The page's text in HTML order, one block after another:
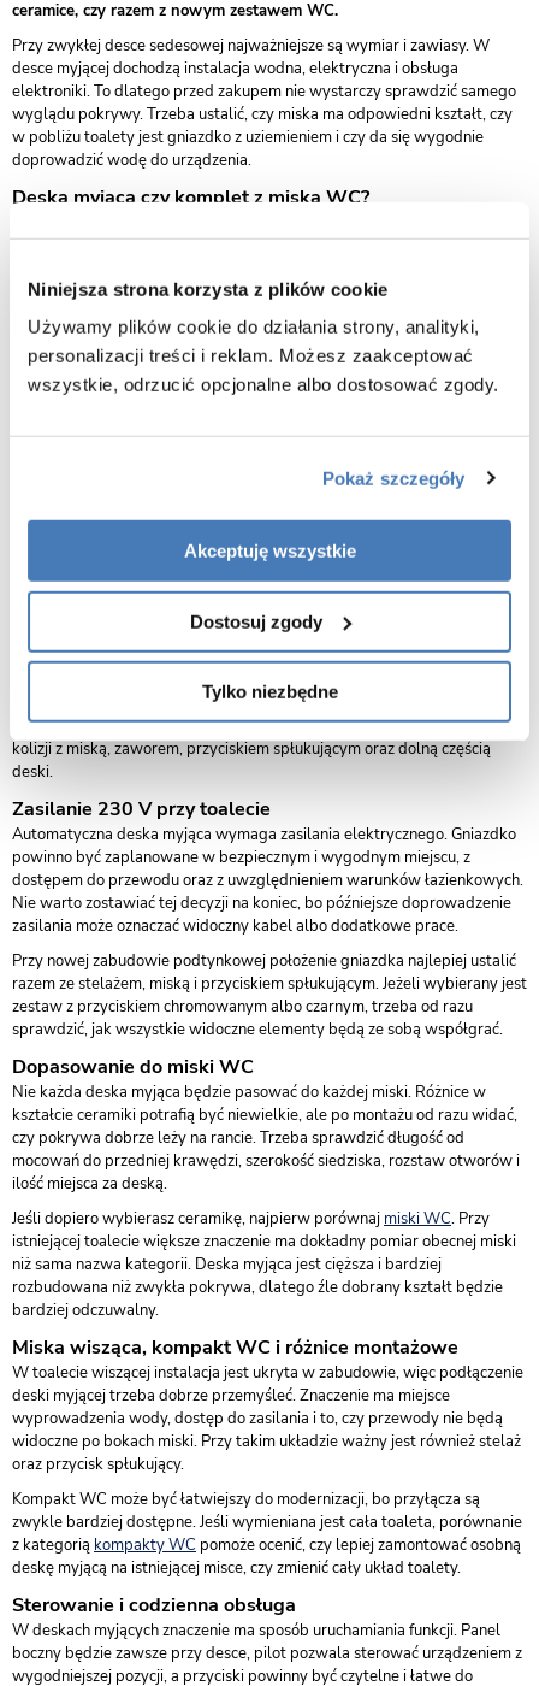
Niniejsza strona korzysta z plików cookie
Używamy plików cookie do działania strony, analityki,
personalizacji treści i reklam. Możesz zaakceptować
wszystkie, odrzucić opcjonalne albo dostosować zgody.
Pokaż szczegóły
Akceptuję wszystkie
Dostosuj zgody
Tylko niezbędne
ceramice, czy razem z nowym zestawem WC.
Przy zwykłej desce sedesowej najważniejsze są wymiar i zawiasy. W
desce myjącej dochodzą instalacja wodna, elektryczna i obsługa
elektroniki. To dlatego przed zakupem nie wystarczy sprawdzić samego
wyglądu pokrywy. Trzeba ustalić, czy miska ma odpowiedni kształt, czy
w pobliżu toalety jest gniazdko z uziemieniem i czy da się wygodnie
doprowadzić wodę do urządzenia.
Deska myjąca czy komplet z miską WC?
sprawdzić, czy da się dopasować do niej deskę myjącą. Liczy się długość
miejsca za miską. Zbyt krótka lub zbyt długa deska może źle leżeć na
Przy nowej łazience albo większym remoncie łatwiej zaplanować całość
od początku. Wtedy rozsądne jest porównanie deski z gotowym
rozwiązaniem, w którym miska, stelaż i funkcja mycia są dobrane jako
podtynkowe, bo od razu pokazują, jak toaleta będzie wyglądać po
zdjęciu
Deska myjąca potrzebuje podłączenia do zimnej wody. W przypadku
kompaktu WC dostęp do instalacji bywa prostszy, bo przyłącze znajduje
się zwykle blisko zbiornika lub zaworu. Przy misce wiszącej trzeba
sprawdzić, czy woda może zostać wyprowadzona w pobliżu ceramiki bez
rozkuwania gotowej zabudowy.
Najlepiej zaplanować przyłącze jeszcze przed montażem stelaża albo
przed końcowym wykończeniem ściany. Jeśli łazienka jest już gotowa,
trzeba ocenić, czy przewód wodny da się poprowadzić estetycznie i bez
kolizji z miską, zaworem, przyciskiem spłukującym oraz dolną częścią
deski.
Zasilanie 230 V przy toalecie
Automatyczna deska myjąca wymaga zasilania elektrycznego. Gniazdko
powinno być zaplanowane w bezpiecznym i wygodnym miejscu, z
dostępem do przewodu oraz z uwzględnieniem warunków łazienkowych.
Nie warto zostawiać tej decyzji na koniec, bo późniejsze doprowadzenie
zasilania może oznaczać widoczny kabel albo dodatkowe prace.
Przy nowej zabudowie podtynkowej położenie gniazdka najlepiej ustalić
razem ze stelażem, miską i przyciskiem spłukującym. Jeżeli wybierany jest
zestaw z przyciskiem chromowanym albo czarnym, trzeba od razu
sprawdzić, jak wszystkie widoczne elementy będą ze sobą współgrać.
Dopasowanie do miski WC
Nie każda deska myjąca będzie pasować do każdej miski. Różnice w
kształcie ceramiki potrafią być niewielkie, ale po montażu od razu widać,
czy pokrywa dobrze leży na rancie. Trzeba sprawdzić długość od
mocowań do przedniej krawędzi, szerokość siedziska, rozstaw otworów i
ilość miejsca za deską.
Jeśli dopiero wybierasz ceramikę, najpierw porównaj miski WC. Przy
istniejącej toalecie większe znaczenie ma dokładny pomiar obecnej miski
niż sama nazwa kategorii. Deska myjąca jest cięższa i bardziej
rozbudowana niż zwykła pokrywa, dlatego źle dobrany kształt będzie
bardziej odczuwalny.
Miska wisząca, kompakt WC i różnice montażowe
W toalecie wiszącej instalacja jest ukryta w zabudowie, więc podłączenie
deski myjącej trzeba dobrze przemyśleć. Znaczenie ma miejsce
wyprowadzenia wody, dostęp do zasilania i to, czy przewody nie będą
widoczne po bokach miski. Przy takim układzie ważny jest również stelaż
oraz przycisk spłukujący.
Kompakt WC może być łatwiejszy do modernizacji, bo przyłącza są
zwykle bardziej dostępne. Jeśli wymieniana jest cała toaleta, porównanie
z kategorią kompakty WC pomoże ocenić, czy lepiej zamontować osobną
deskę myjącą na istniejącej misce, czy zmienić cały układ toalety.
Sterowanie i codzienna obsługa
W deskach myjących znaczenie ma sposób uruchamiania funkcji. Panel
boczny będzie zawsze przy desce, pilot pozwala sterować urządzeniem z
wygodniejszej pozycji, a przyciski powinny być czytelne i łatwe do